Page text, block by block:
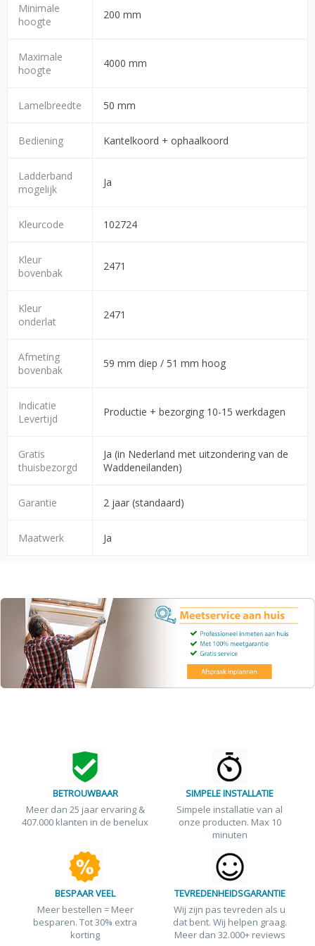
Minimale
hoogte
200 mm
Maximale
hoogte
4000 mm
Lamelbreedte 50 mm
Bediening Kantelkoord + ophaalkoord
Ladderband
mogelijk
Ja
Kleurcode 102724
Kleur
bovenbak
2471
Kleur
onderlat
2471
Afmeting
bovenbak
59 mm diep / 51 mm hoog
Indicatie
Levertijd
Productie + bezorging 10-15 werkdagen
Gratis
thuisbezorgd
Ja (in Nederland met uitzondering van de
Waddeneilanden)
Garantie 2 jaar (standaard)
Maatwerk Ja
BETROUWBAAR
Meer dan 25 jaar ervaring &
407.000 klanten in de benelux
SIMPELE INSTALLATIE
Simpele installatie van al
onze producten. Max 10
minuten
BESPAAR VEEL
Meer bestellen = Meer
besparen. Tot 30% extra
korting
TEVREDENHEIDSGARANTIE
Wij zijn pas tevreden als u
dat bent. Wij helpen graag.
Meer dan 32.000+ reviews